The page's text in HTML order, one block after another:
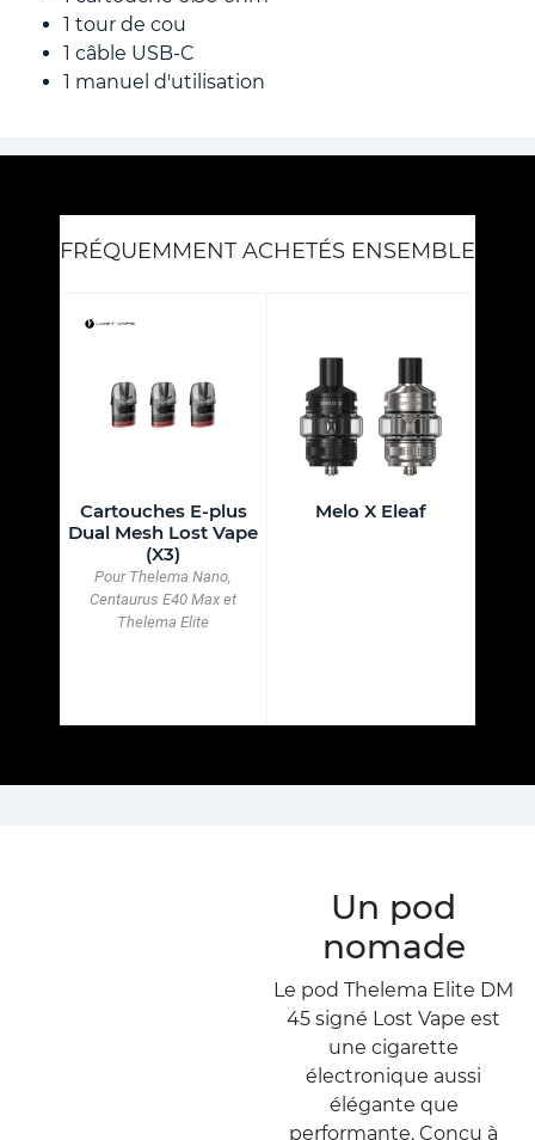
1 tour de cou
1 câble USB-C
1 manuel d'utilisation
FRÉQUEMMENT ACHETÉS ENSEMBLE
Cartouches E-plus
Dual Mesh Lost Vape
(X3)
Pour Thelema Nano,
Centaurus E40 Max et
Thelema Elite
Melo X Eleaf
Un pod
nomade
Le pod Thelema Elite DM
45 signé Lost Vape est
une cigarette
électronique aussi
élégante que
performante. Conçu à